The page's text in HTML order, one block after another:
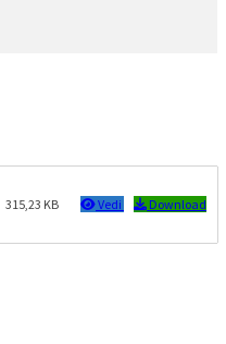
315,23 KB Vedi Download